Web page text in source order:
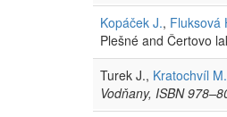
Kopáček J., Fluksová
Plešné and Čertovo
Turek J., Kratochvíl M.
Vodňany, ISBN